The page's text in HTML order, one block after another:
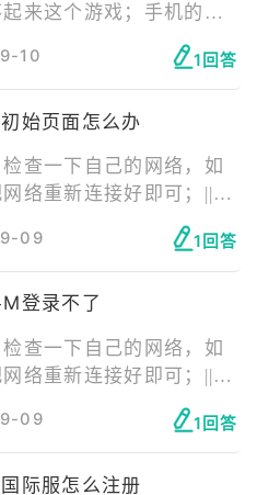
来这个游戏；手机的内
游戏；手机后台运行了
的软件；就是游戏本身
游戏在升级时，升级包
游戏闪退。
10 1回答
始页面怎么办
查一下自己的网络，如
络重新连接好即可；||服
务器维修结束即可；||安
需要玩家卸载游戏后，
安装包重新安装游戏。
09 1回答
登录不了
查一下自己的网络，如
络重新连接好即可；||服
务器维修结束即可；||安
需要玩家卸载游戏后，
安装包重新安装游戏。
09 1回答
际服怎么注册